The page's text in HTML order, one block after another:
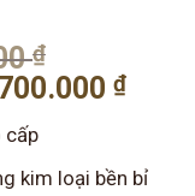
₫
gốc ₫Giá
là:
cấp
kim loại bền bỉ